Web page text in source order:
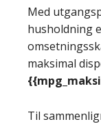
Med
husholdning
maksimal
Til